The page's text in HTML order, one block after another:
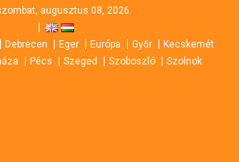
augusztus 08, 2026
Debrecen Eger Európa Győr
Kecskemét
Pécs Szeged Szoboszló Szolnok